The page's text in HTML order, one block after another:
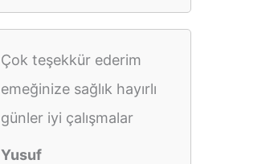
Çok teşekkür ederim
emeğinize sağlık hayırlı
günler iyi çalışmalar
Yusuf